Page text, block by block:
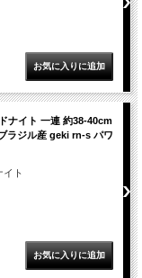
ナイト 一連 約38-40cm
ラジル産 geki rn-s パワ
イト